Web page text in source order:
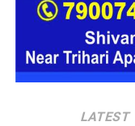
हर यूनिट में अलग किचन
महिलाओं और बच्चों को
का अनुभव हो सके।
जाएंगे, जिनमें करीब 88
LATEST